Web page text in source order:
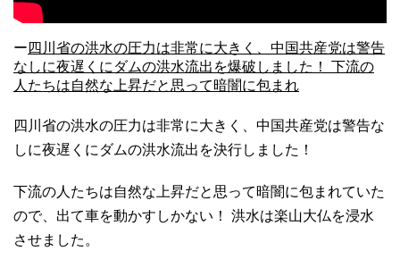
ー 四川省の洪水の圧力は非常に大きく、中国共産党は警告
なしに夜遅くにダムの洪水流出を爆破しました！ 下流の
人たちは自然な上昇だと思って暗闇に包まれ
四川省の洪水の圧力は非常に大きく、中国共産党は警告な
しに夜遅くにダムの洪水流出を決行しました！
下流の人たちは自然な上昇だと思って暗闇に包まれていた
ので、出て車を動かすしかない！ 洪水は楽山大仏を浸水
させました。